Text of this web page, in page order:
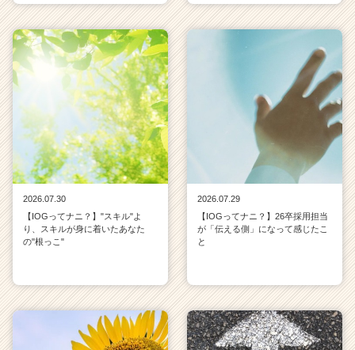
2026.07.30
【IOGってナニ？】"スキル"よ
り、スキルが身に着いたあなた
の"根っこ"
2026.07.29
【IOGってナニ？】26卒採用担当
が「伝える側」になって感じたこ
と